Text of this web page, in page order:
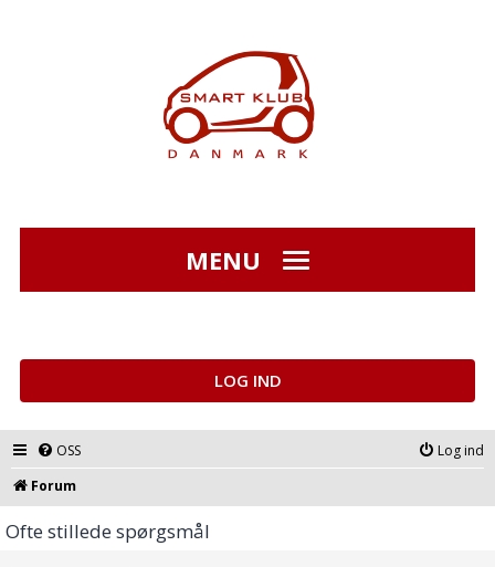
MENU
LOG IND
OSS
Log ind
Forum
Ofte stillede spørgsmål